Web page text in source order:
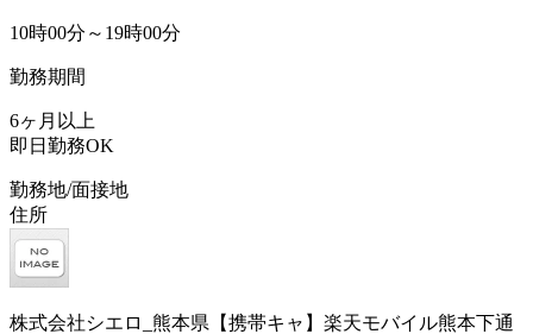
10時00分～19時00分
勤務期間
6ヶ月以上
即日勤務OK
勤務地/面接地
住所
株式会社シエロ_熊本県【携帯キャ】楽天モバイル熊本下通